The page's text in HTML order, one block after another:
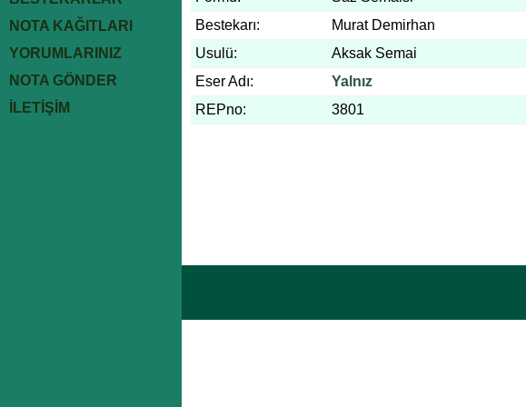
NOTA KAĞITLARI
YORUMLARINIZ
NOTA GÖNDER
İLETİŞİM
Bestekarı:
Murat Demirhan
Usulü:
Aksak Semai
Eser Adı:
Yalnız
REPno:
3801